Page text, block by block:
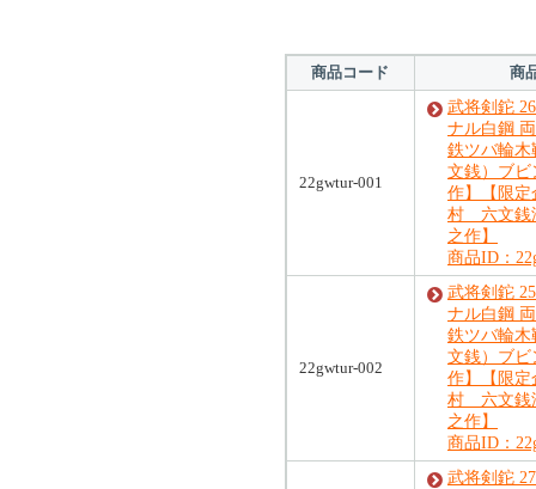
商品コード 商
22gwtur-001
武将剣鉈
ナル白鋼
鉄ツバ輪木
文銭）ブビ
作】【限定
村 六文銭
之作】
商品ID：
22gwtur-002
武将剣鉈
ナル白鋼
鉄ツバ輪木
文銭）ブビ
作】【限定
村 六文銭
之作】
商品ID：
武将剣鉈